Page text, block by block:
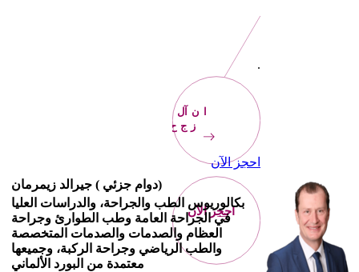
.
احجز
الآن
احجز الآن
احجز الآن
(دوام جزئي ) جيرالد زيمرمان
بكالوريوس الطب والجراحة، والدراسات العليا
في الجراحة العامة وطب الطوارئ وجراحة
العظام والصدمات والصدمات المتخصصة
والطب الرياضي وجراحة الركبة، وجميعها
معتمدة من البورد الألماني